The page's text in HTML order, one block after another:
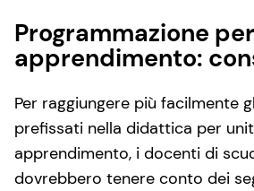
Programmazione
apprendimento:
Per raggiungere più facilmente
prefissati nella didattica per
apprendimento, i docenti di
dovrebbero tenere conto dei